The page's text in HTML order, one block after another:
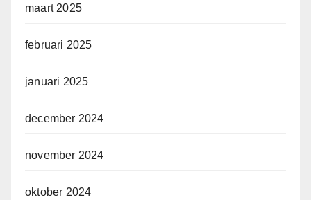
maart 2025
februari 2025
januari 2025
december 2024
november 2024
oktober 2024